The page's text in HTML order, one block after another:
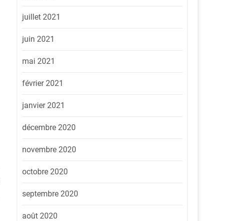
juillet 2021
juin 2021
mai 2021
février 2021
janvier 2021
décembre 2020
novembre 2020
octobre 2020
septembre 2020
août 2020